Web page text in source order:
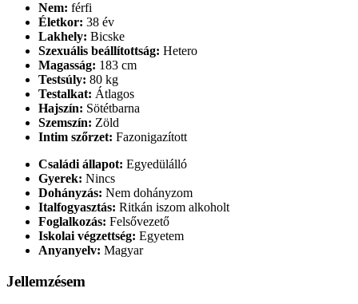
Nem: férfi
Életkor: 38 év
Lakhely: Bicske
Szexuális beállítottság: Hetero
Magasság: 183 cm
Testsúly: 80 kg
Testalkat: Átlagos
Hajszín: Sötétbarna
Szemszín: Zöld
Intim szőrzet: Fazonigazított
Családi állapot: Egyedülálló
Gyerek: Nincs
Dohányzás: Nem dohányzom
Italfogyasztás: Ritkán iszom alkoholt
Foglalkozás: Felsővezető
Iskolai végzettség: Egyetem
Anyanyelv: Magyar
Jellemzésem